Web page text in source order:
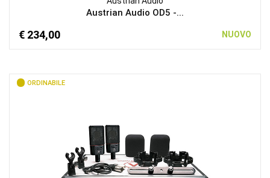
Austrian Audio OD5 -...
€ 234,00 NUOVO
ORDINABILE